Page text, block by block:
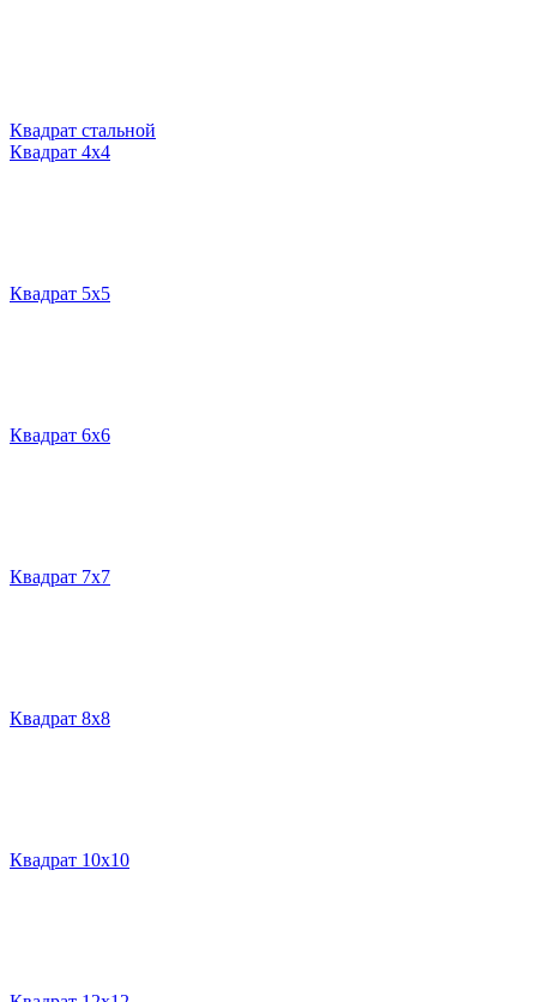
Квадрат стальной
Квадрат 4х4
Квадрат 5х5
Квадрат 6х6
Квадрат 7х7
Квадрат 8х8
Квадрат 10х10